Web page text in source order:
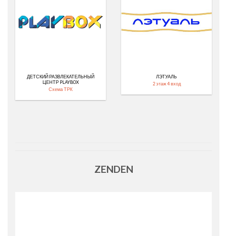
ДЕТСКИЙ РАЗВЛЕКАТЕЛЬНЫЙ
ЦЕНТР PLAYBOX
Схема ТРК
ЛЭТУАЛЬ
2 этаж 4 вход
ZENDEN